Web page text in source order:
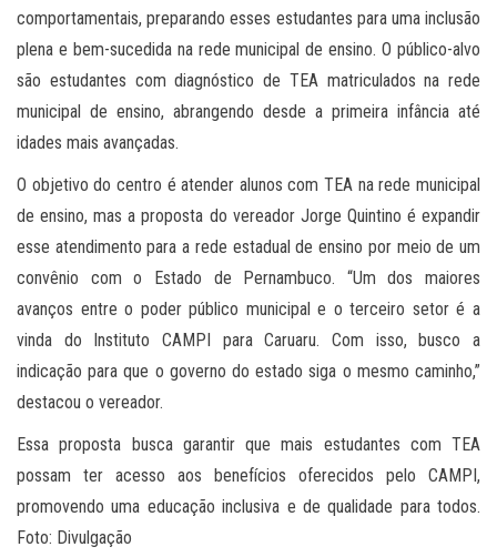
comportamentais, preparando esses estudantes para uma inclusão
plena e bem-sucedida na rede municipal de ensino. O público-alvo
são estudantes com diagnóstico de TEA matriculados na rede
municipal de ensino, abrangendo desde a primeira infância até
idades mais avançadas.
O objetivo do centro é atender alunos com TEA na rede municipal
de ensino, mas a proposta do vereador Jorge Quintino é expandir
esse atendimento para a rede estadual de ensino por meio de um
convênio com o Estado de Pernambuco. “Um dos maiores
avanços entre o poder público municipal e o terceiro setor é a
vinda do Instituto CAMPI para Caruaru. Com isso, busco a
indicação para que o governo do estado siga o mesmo caminho,”
destacou o vereador.
Essa proposta busca garantir que mais estudantes com TEA
possam ter acesso aos benefícios oferecidos pelo CAMPI,
promovendo uma educação inclusiva e de qualidade para todos.
Foto: Divulgação